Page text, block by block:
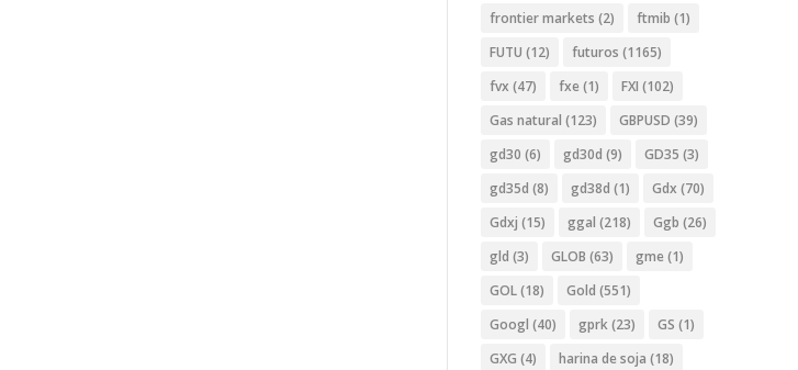
frontier markets (2) ftmib (1)
FUTU (12) futuros (1165)
fvx (47) fxe (1) FXI (102)
Gas natural (123) GBPUSD (39)
gd30 (6) gd30d (9) GD35 (3)
gd35d (8) gd38d (1) Gdx (70)
Gdxj (15) ggal (218) Ggb (26)
gld (3) GLOB (63) gme (1)
GOL(18) Gold (551)
Googl (40) gprk(23) GS (1)
GXG (4) harina de soja (18)